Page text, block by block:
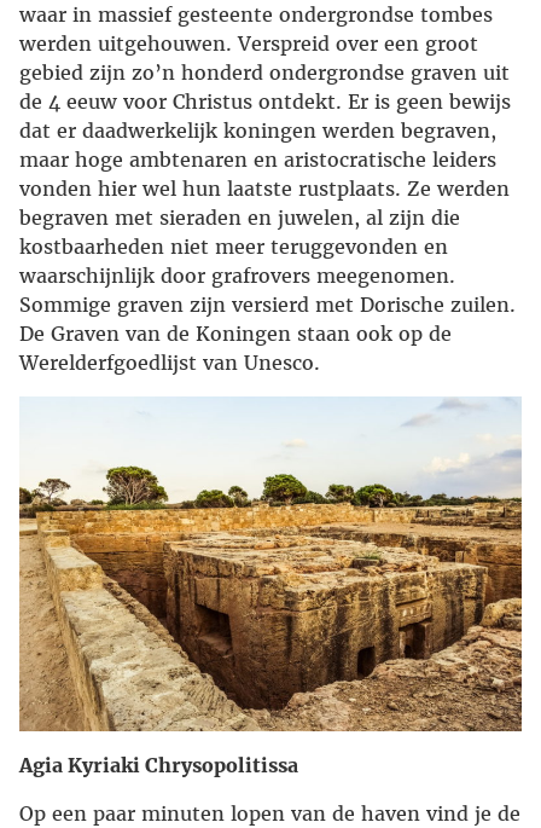
waar in massief gesteente ondergrondse tombes
werden uitgehouwen. Verspreid over een groot
gebied zijn zo’n honderd ondergrondse graven uit
de 4 eeuw voor Christus ontdekt. Er is geen bewijs
dat er daadwerkelijk koningen werden begraven,
maar hoge ambtenaren en aristocratische leiders
vonden hier wel hun laatste rustplaats. Ze werden
begraven met sieraden en juwelen, al zijn die
kostbaarheden niet meer teruggevonden en
waarschijnlijk door grafrovers meegenomen.
Sommige graven zijn versierd met Dorische zuilen.
De Graven van de Koningen staan ook op de
Werelderfgoedlijst van Unesco.
Agia Kyriaki Chrysopolitissa
Op een paar minuten lopen van de haven vind je de